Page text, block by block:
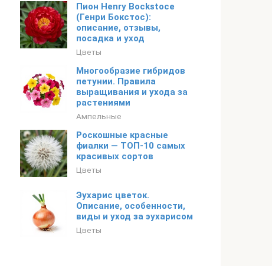
Пион Henry Bockstoce
(Генри Бокстос):
описание, отзывы,
посадка и уход
Цветы
Многообразие гибридов
петунии. Правила
выращивания и ухода за
растениями
Ампельные
Роскошные красные
фиалки — ТОП-10 самых
красивых сортов
Цветы
Эухарис цветок.
Описание, особенности,
виды и уход за эухарисом
Цветы